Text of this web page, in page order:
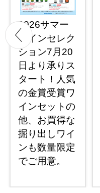
2026サマー
ワインセレク
ション7月20
日より承りス
タート！人気
の金賞受賞ワ
インセットの
他、お買得な
掘り出しワイ
ンも数量限定
でご用意。